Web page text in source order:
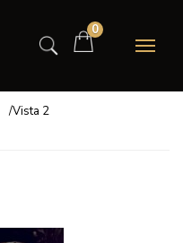
0
/Vista 2